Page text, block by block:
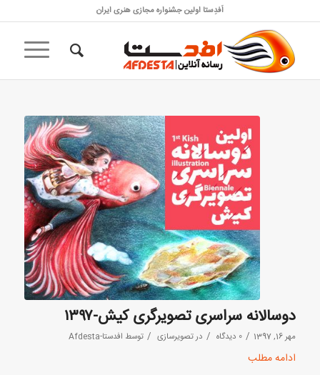
اَفدِستا اولین جشنواره مجازی هنری ایران
دوسالانه سراسری تصویرگری کیش-۱۳۹۷
مهر 16, 1397 / 0 دیدگاه / در تصویرسازی / توسط افدستا-Afdesta
ادامه مطلب